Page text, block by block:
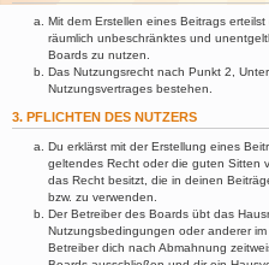
Mit dem Erstellen eines Beitrags
räumlich unbeschränktes und
Boards zu nutzen.
Das Nutzungsrecht nach Punkt 2,
Nutzungsvertrages bestehen.
3. PFLICHTEN DES NUTZERS
Du erklärst mit der Erstellung eines
geltendes Recht oder die guten Sitten
das Recht besitzt, die in deinen
bzw. zu verwenden.
Der Betreiber des Boards übt das
Nutzungsbedingungen oder anderer
Betreiber dich nach Abmahnung